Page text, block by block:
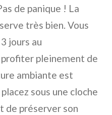
de panique ! La
très bien. Vous
jours au
pleinement de
ambiante est
sous une cloche
de préserver son